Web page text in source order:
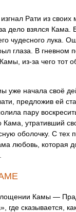
Рати из
дело взялся Кама.
чудесного лука.
глаза. В гневном
из-за чего тот
уже начала своё
предложив ей
пару
Кама, утративший
оболочку. С тех
любовь, которая
Камы —
где сказывается,